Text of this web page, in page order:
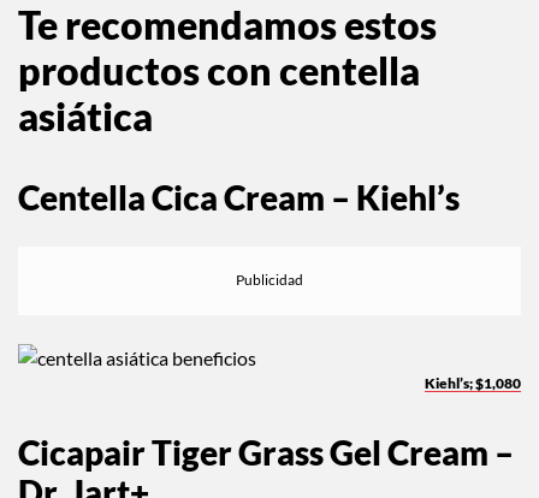
Te recomendamos estos
productos con centella
asiática
Centella Cica Cream – Kiehl’s
Kiehl’s; $1,080
Cicapair Tiger Grass Gel Cream –